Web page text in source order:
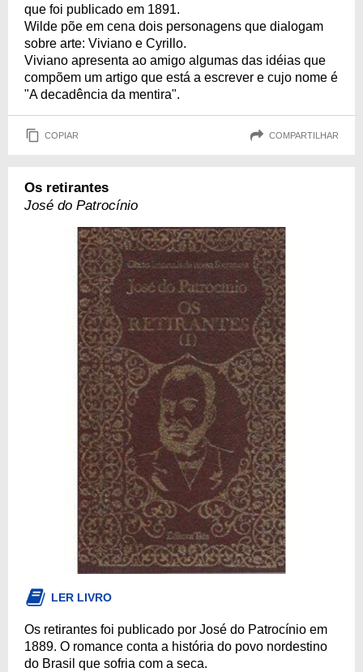
que foi publicado em 1891.
Wilde põe em cena dois personagens que dialogam
sobre arte: Viviano e Cyrillo.
Viviano apresenta ao amigo algumas das idéias que
compõem um artigo que está a escrever e cujo nome é
"A decadência da mentira".
COPIAR COMPARTILHAR
Os retirantes
José do Patrocínio
LER LIVRO
Os retirantes foi publicado por José do Patrocínio em
1889. O romance conta a história do povo nordestino
do Brasil que sofria com a seca.